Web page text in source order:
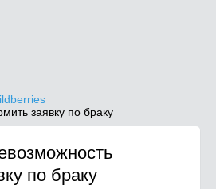
заявку по браку
по браку